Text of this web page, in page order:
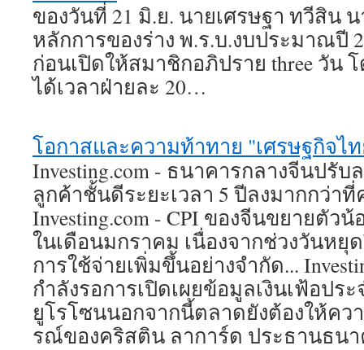
ของวันที่ 21 มิ.ย. นายเศรษฐา ทวีสิน
หลักการของร่าง พ.ร.บ.งบประมาณปี
ก่อนเปิดให้สมาชิกอภิปราย three วัน
ได้เวลาฝ่ายละ 20…
โอกาสและความท้าทาย "เศรษฐกิจไท
Investing.com - ธนาคารกลางจีนปรับ
ลูกค้าชั้นดีระยะเวลา 5 ปีลงมากกว่า
Investing.com - CPI ของจีนขยายตัว
ในเดือนมกราคม เนื่องจากช่วงวันหยุ
การใช้จ่ายเพิ่มขึ้นอย่างจำกัด...
กำลังรอการเปิดเผยข้อมูลเงินเฟ้อปร
ยูโรโซนนอกจากนี้ตลาดยังต้องให้คว
รณ์ของคริสติน ลาการ์ด ประธานธน